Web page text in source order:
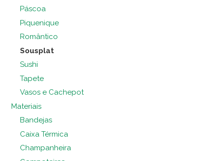
Páscoa
Piquenique
Romântico
Sousplat
Sushi
Tapete
Vasos e Cachepot
Materiais
Bandejas
Caixa Térmica
Champanheira